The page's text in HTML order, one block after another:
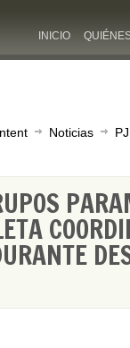
INICIO
Noticias